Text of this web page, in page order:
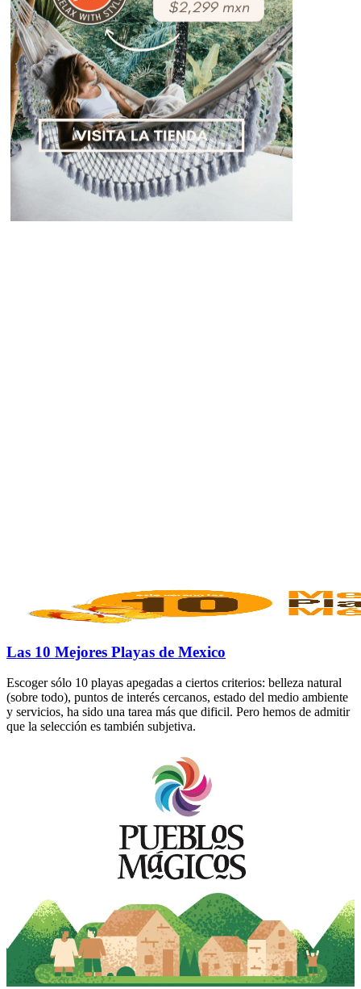
Las 10 Mejores Playas de Mexico
Escoger sólo 10 playas apegadas a ciertos criterios: belleza natural
(sobre todo), puntos de interés cercanos, estado del medio ambiente
y servicios, ha sido una tarea más que dificil. Pero hemos de admitir
que la selección es también subjetiva.